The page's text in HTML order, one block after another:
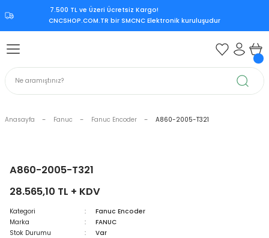
7.500 TL ve Üzeri Ücretsiz Kargo!‎
CNCSHOP.COM.TR ‎bir SMCNC Elektronik kuruluşudur
Geri Dön
Ünitesi
Geri Dön
Ünitesi
Mitsubishi CNC Kontrol
Sürücü
Supply
Geri Dön
Geri Dön
Anasayfa Fanuc Fanuc Encoder A860-2005-T321
A860-2005-T321
28.565,10 TL + KDV
Kategori
Fanuc Encoder
Marka
FANUC
Stok Durumu
Var